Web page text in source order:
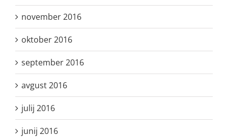
november 2016
oktober 2016
september 2016
avgust 2016
julij 2016
junij 2016